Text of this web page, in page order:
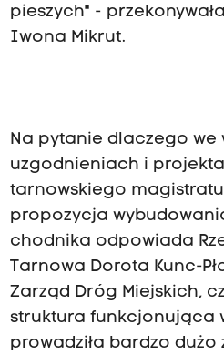
pieszych" -
Iwona Mikrut.
Na pytanie dlaczego we
uzgodnieniach i
tarnowskiego
propozycja
chodnika odpowiada
Tarnowa Dorota Kunc-
Zarząd Dróg Miejskich,
struktura funkcjonująca
prowadziła bardzo dużo